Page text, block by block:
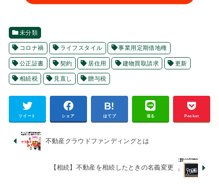
未分類
コロナ禍 ライフスタイル 事業用定期借地権
公正証書 契約 居住用 建物買取請求 更新
相続税 見直し 贈与税
ツイート シェア はてブ 送る Pocket
不動産クラウドファンディングとは
【相続】不動産を相続したときの名義変更